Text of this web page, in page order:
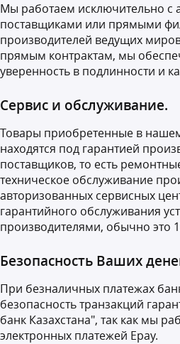
Мы работаем исключительно с
поставщиками или прямыми
производителей ведущих
прямым контрактам, мы
уверенность в подлинности и
Сервис и обслуживание.
Товары приобретенные в
находятся под гарантией
поставщиков, то есть
техническое обслуживание
авторизованных сервисных
гарантийного обслуживания
производителями, обычно это
Безопасность Ваших
При безналичных платежах
безопасность транзакций
банк Казахстана", так как мы
электронных платежей Epay.